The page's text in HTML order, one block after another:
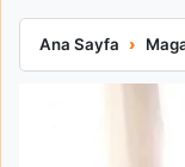
Ana Sayfa
Eski Sevgilisinin